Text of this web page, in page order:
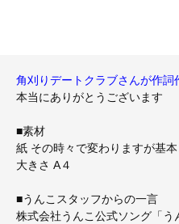
角刈りデートクラブさんが作詞
本当にありがとうございます
■素材
紙 その時々で変わりますが基
大きさ A４
■うんこスタッフからの一言
株式会社うんこ公式ソング「う